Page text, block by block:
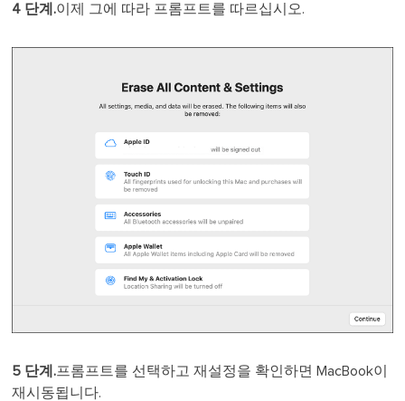
4 단계.이제 그에 따라 프롬프트를 따르십시오.
5 단계.프롬프트를 선택하고 재설정을 확인하면 MacBook이
재시동됩니다.